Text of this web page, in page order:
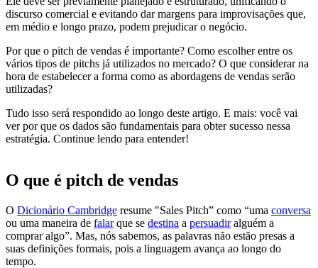
discurso comercial e evitando dar margens para improvisações que,
em médio e longo prazo, podem prejudicar o negócio.
Por que o pitch de vendas é importante? Como escolher entre os
vários tipos de pitchs já utilizados no mercado? O que considerar na
hora de estabelecer a forma como as abordagens de vendas serão
utilizadas?
Tudo isso será respondido ao longo deste artigo. E mais: você vai
ver por que os dados são fundamentais para obter sucesso nessa
estratégia. Continue lendo para entender!
O que é pitch de vendas
O Dicionário Cambridge resume "Sales Pitch” como “uma conversa
ou uma maneira de falarque se destina a persuadiralguém a
comprar algo”. Mas, nós sabemos, as palavras não estão presas a
suas definições formais, pois a linguagem avança ao longo do
tempo.